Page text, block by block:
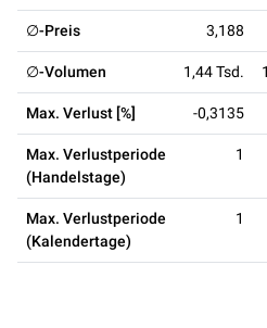
∅-Preis 3,188
∅-Volumen 1,44 Tsd.
Max. Verlust [%] -0,3135
Max. Verlustperiode
(Handelstage)
1
Max. Verlustperiode
(Kalendertage)
1